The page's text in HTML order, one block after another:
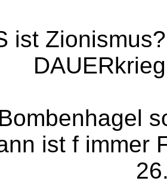
ist
ist f immer